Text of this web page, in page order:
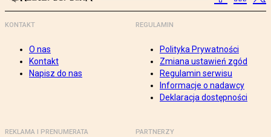
KONTAKT
O nas
Kontakt
Napisz do nas
REGULAMIN
Polityka Prywatności
Zmiana ustawień zgód
Regulamin serwisu
Informacje o nadawcy
Deklaracja dostępności
REKLAMA I PRENUMERATA PARTNERZY